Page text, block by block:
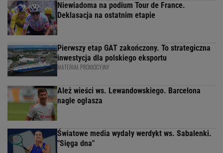
Niewiadoma na podium Tour de France.
Deklasacja na ostatnim etapie
Pierwszy etap GAT zakończony. To strategiczna
inwestycja dla polskiego eksportu
MATERIAŁ PROMOCYJNY
Ależ wieści ws. Lewandowskiego. Barcelona
nagle ogłasza
Światowe media wydały werdykt ws. Sabalenki.
"Sięga dna"